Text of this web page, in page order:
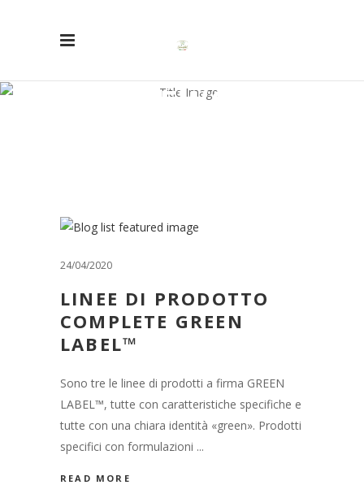
NEWS
24/04/2020
LINEE DI PRODOTTO
COMPLETE GREEN
LABEL™
Sono tre le linee di prodotti a firma GREEN
LABEL™, tutte con caratteristiche specifiche e
tutte con una chiara identità «green». Prodotti
specifici con formulazioni
READ MORE